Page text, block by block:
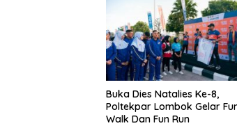
Buka Dies Natalies Ke-8,
Poltekpar Lombok Gelar
Walk Dan Fun Run